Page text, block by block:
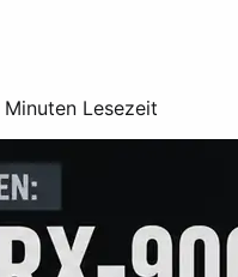
Minuten Lesezeit